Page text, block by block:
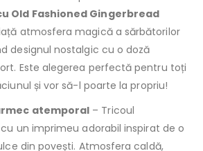
Old Fashioned Gingerbread
atmosfera magică a sărbătorilor
designul nostalgic cu o doză
Este alegerea perfectă pentru toți
și vor să-l poarte la propriu!
atemporal – Tricoul
un imprimeu adorabil inspirat de o
din povești. Atmosfera caldă,